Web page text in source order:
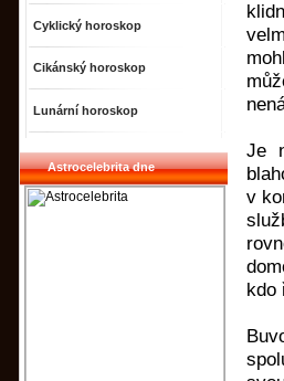
Cyklický horoskop
Cikánský horoskop
Lunární horoskop
Astrocelebrita dne
Je
v
kdo